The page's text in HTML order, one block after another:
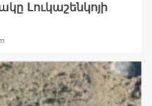
Լուկաշենկոյի